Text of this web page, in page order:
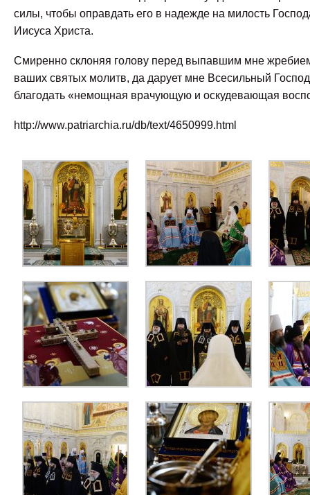
силы, чтобы оправдать его в надежде на милость
Иисуса Христа.
Смиренно склоняя голову перед выпавшим мне
ваших святых молитв, да дарует мне Всесильный
благодать «немощная врачующую и оскудевающая
http://www.patriarchia.ru/db/text/4650999.html